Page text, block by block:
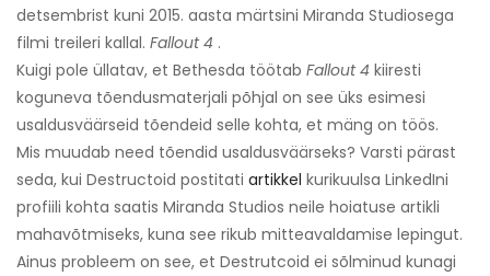
detsembrist kuni 2015. aasta märtsini Miranda Studiosega
filmi treileri kallal. Fallout 4 .
Kuigi pole üllatav, et Bethesda töötab Fallout 4 kiiresti
koguneva tõendusmaterjali põhjal on see üks esimesi
usaldusväärseid tõendeid selle kohta, et mäng on töös.
Mis muudab need tõendid usaldusväärseks? Varsti pärast
seda, kui Destructoid postitati artikkel kurikuulsa LinkedIni
profiili kohta saatis Miranda Studios neile hoiatuse artikli
mahavõtmiseks, kuna see rikub mitteavaldamise lepingut.
Ainus probleem on see, et Destrutcoid ei sõlminud kunagi